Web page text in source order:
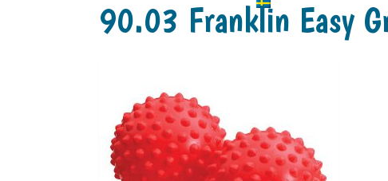
SPRÅK:
90.03 Franklin Easy